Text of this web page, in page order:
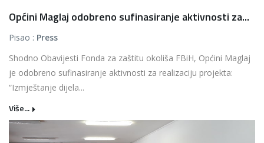
Općini Maglaj odobreno sufinasiranje aktivnosti za...
Pisao : Press
Shodno Obavijesti Fonda za zaštitu okoliša FBiH, Općini Maglaj
je odobreno sufinasiranje aktivnosti za realizaciju projekta:
“Izmještanje dijela...
Više...